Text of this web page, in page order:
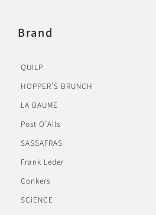
Brand
QUILP
HOPPER’S BRUNCH
LA BAUME
Post O’Alls
SASSAFRAS
Frank Leder
Conkers
SCiENCE